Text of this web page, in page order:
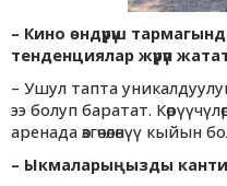
– Кино өндүрүш тармагында
тенденциялар жүрүп
– Ушул тапта уникалдуулук
ээ болуп баратат.
аренада өзгөчөлөнүү кыйын
– Ыкмаларыңызды кантип